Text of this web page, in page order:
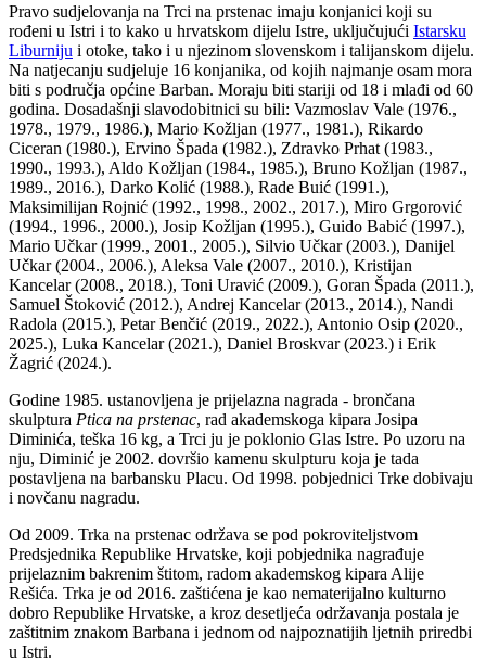
Pravo sudjelovanja na Trci na prstenac imaju konjanici koji su
rođeni u Istri i to kako u hrvatskom dijelu Istre, uključujući Istarsku
Liburniju i otoke, tako i u njezinom slovenskom i talijanskom dijelu.
Na natjecanju sudjeluje 16 konjanika, od kojih najmanje osam mora
biti s područja općine Barban. Moraju biti stariji od 18 i mlađi od 60
godina. Dosadašnji slavodobitnici su bili: Vazmoslav Vale (1976.,
1978., 1979., 1986.), Mario Kožljan (1977., 1981.), Rikardo
Ciceran (1980.), Ervino Špada (1982.), Zdravko Prhat (1983.,
1990., 1993.), Aldo Kožljan (1984., 1985.), Bruno Kožljan (1987.,
1989., 2016.), Darko Kolić (1988.), Rade Buić (1991.),
Maksimilijan Rojnić (1992., 1998., 2002., 2017.), Miro Grgorović
(1994., 1996., 2000.), Josip Kožljan (1995.), Guido Babić (1997.),
Mario Učkar (1999., 2001., 2005.), Silvio Učkar (2003.), Danijel
Učkar (2004., 2006.), Aleksa Vale (2007., 2010.), Kristijan
Kancelar (2008., 2018.), Toni Uravić (2009.), Goran Špada (2011.),
Samuel Štoković (2012.), Andrej Kancelar (2013., 2014.), Nandi
Radola (2015.), Petar Benčić (2019., 2022.), Antonio Osip (2020.,
2025.), Luka Kancelar (2021.), Daniel Broskvar (2023.) i Erik
Žagrić (2024.).
Godine 1985. ustanovljena je prijelazna nagrada - brončana
skulptura Ptica na prstenac, rad akademskoga kipara Josipa
Diminića, teška 16 kg, a Trci ju je poklonio Glas Istre. Po uzoru na
nju, Diminić je 2002. dovršio kamenu skulpturu koja je tada
postavljena na barbansku Placu. Od 1998. pobjednici Trke dobivaju
i novčanu nagradu.
Od 2009. Trka na prstenac održava se pod pokroviteljstvom
Predsjednika Republike Hrvatske, koji pobjednika nagrađuje
prijelaznim bakrenim štitom, radom akademskog kipara Alije
Rešića. Trka je od 2016. zaštićena je kao nematerijalno kulturno
dobro Republike Hrvatske, a kroz desetljeća održavanja postala je
zaštitnim znakom Barbana i jednom od najpoznatijih ljetnih priredbi
u Istri.